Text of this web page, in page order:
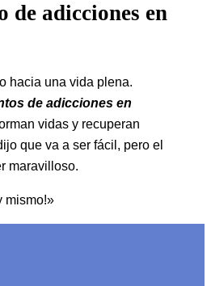
de adicciones en
hacia una vida plena.
de adicciones en
vidas y recuperan
que va a ser fácil, pero el
maravilloso.
mismo!»